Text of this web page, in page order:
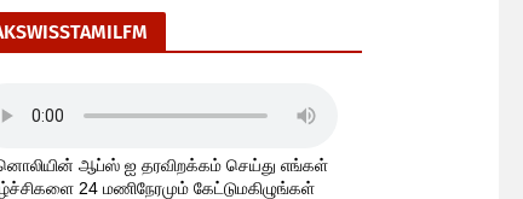
ஆப்ஸ் ஐ தரவிறக்கம் செய்து எங்கள்
24 மணிநேரமும் கேட்டுமகிழுங்கள்